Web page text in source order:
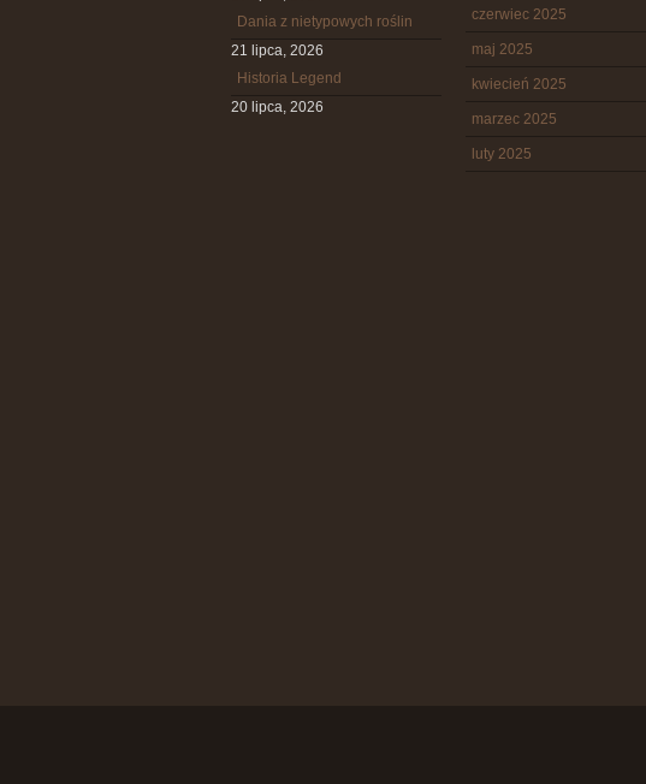
Dania z nietypowych roślin
21 lipca, 2026
Historia Legend
20 lipca, 2026
czerwiec 2025
maj 2025
kwiecień 2025
marzec 2025
luty 2025